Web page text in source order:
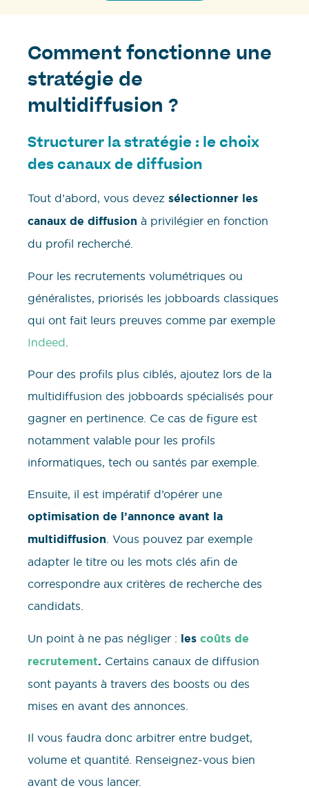
Comment fonctionne une
stratégie de
multidiffusion ?
Structurer la stratégie : le choix
des canaux de diffusion
Tout d’abord, vous devez sélectionner les
canaux de diffusion à privilégier en fonction
du profil recherché.
Pour les recrutements volumétriques ou
généralistes, priorisés les jobboards classiques
qui ont fait leurs preuves comme par exemple
Indeed
Pour des profils plus ciblés, ajoutez lors de la
multidiffusion des jobboards spécialisés pour
gagner en pertinence. Ce cas de figure est
notamment valable pour les profils
informatiques, tech ou santés par exemple.
Ensuite, il est impératif d’opérer une
optimisation de l’annonce avant la
multidiffusion. Vous pouvez par exemple
adapter le titre ou les mots clés afin de
correspondre aux critères de recherche des
candidats.
Un point à ne pas négliger : les coûts de
recrutement. Certains canaux de diffusion
sont payants à travers des boosts ou des
mises en avant des annonces.
Il vous faudra donc arbitrer entre budget,
volume et quantité. Renseignez-vous bien
avant de vous lancer.